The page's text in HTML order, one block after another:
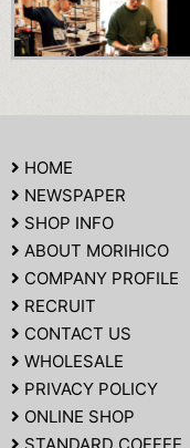
HOME
NEWSPAPER
SHOP INFO
ABOUT MORIHICO
COMPANY PROFILE
RECRUIT
CONTACT US
WHOLESALE
PRIVACY POLICY
ONLINE SHOP
STANDARD COFFEE